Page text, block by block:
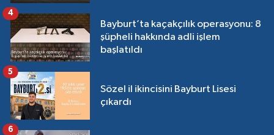
Bayburt’ta kaçakçılık operasyonu: 8
şüpheli hakkında adli işlem
başlatıldı
4
Sözel il ikincisini Bayburt Lisesi
çıkardı
5
6